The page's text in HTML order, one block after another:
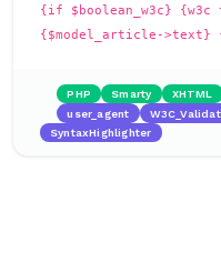
{if $boolean_w3c}
{$model_article-
PHP Smarty
XHTML
user_agent
SyntaxHighlighter